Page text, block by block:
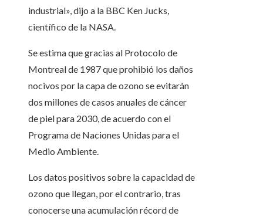
industrial», dijo a la BBC Ken Jucks,
científico de la NASA.
Se estima que gracias al Protocolo de
Montreal de 1987 que prohibió los daños
nocivos por la capa de ozono se evitarán
dos millones de casos anuales de cáncer
de piel para 2030, de acuerdo con el
Programa de Naciones Unidas para el
Medio Ambiente.
Los datos positivos sobre la capacidad de
ozono que llegan, por el contrario, tras
conocerse una acumulación récord de